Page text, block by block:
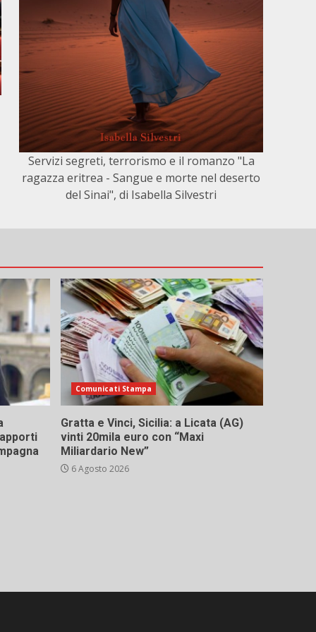
Servizi segreti, terrorismo e il romanzo "La
ragazza eritrea - Sangue e morte nel deserto
del Sinai", di Isabella Silvestri
Comunicati Stampa
Gratta e Vinci, Sicilia: a Licata (AG)
vinti 20mila euro con “Maxi
Miliardario New”
6 Agosto 2026